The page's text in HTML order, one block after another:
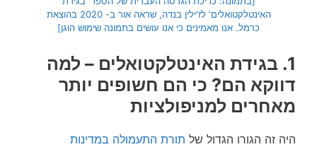
האינטלקטואלים' לז'ילין בנדה, שראה אור ב- 2020 בהוצאת
כרמל. אנו מאמינים כי אנו עושים בתמונה שימוש הוגן]
1. בגידת האינטלקטואלים – למה
דווקא הם? כי הם חשופים יותר
מאחרים למניפולציות
היה זה הגורו הגדול של תורת התעמולה במדינות